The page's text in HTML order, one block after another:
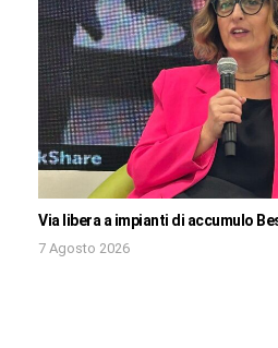
Via libera a impianti di accumulo
7 Agosto 2026